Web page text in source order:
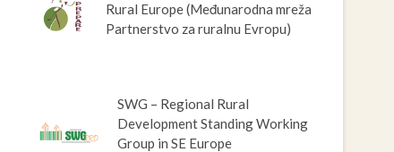
Rural Europe (Međunarodna mreža
Partnerstvo za ruralnu Evropu)
SWG – Regional Rural
Development Standing Working
Group in SE Europe